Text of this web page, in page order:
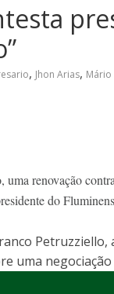
, Jhon Arias,
renovação
do
uma